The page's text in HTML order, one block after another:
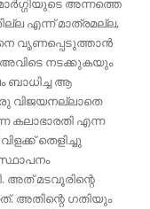
അന്നത്തെ
എന്ന് മാത്രമല്ല,
വൃണപ്പെടുത്താൻ
നടക്കുകയും
ബാധിച്ച ആ
വിജയനല്ലാതെ
കലാഭാരതി എന്ന
തെളിച്ചു
അത് മടവൂരിന്റെ
അതിന്റെ ഗതിയും